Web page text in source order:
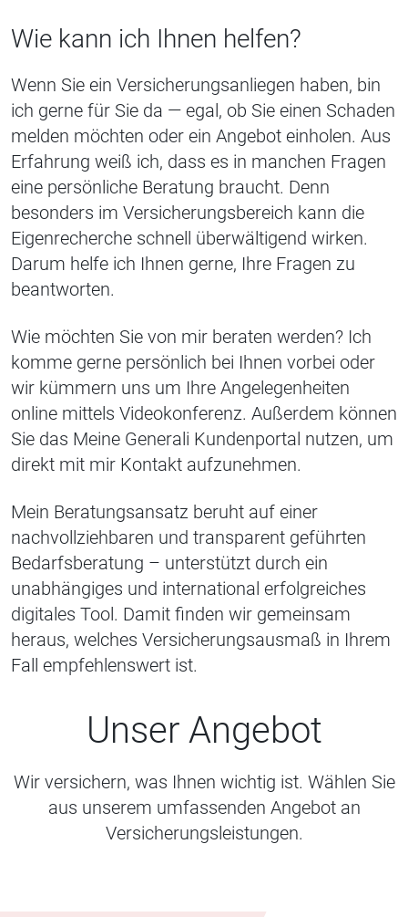
Wie kann ich Ihnen helfen?
Wenn Sie ein Versicherungsanliegen haben, bin
ich gerne für Sie da — egal, ob Sie einen Schaden
melden möchten oder ein Angebot einholen. Aus
Erfahrung weiß ich, dass es in manchen Fragen
eine persönliche Beratung braucht. Denn
besonders im Versicherungsbereich kann die
Eigenrecherche schnell überwältigend wirken.
Darum helfe ich Ihnen gerne, Ihre Fragen zu
beantworten.
Wie möchten Sie von mir beraten werden? Ich
komme gerne persönlich bei Ihnen vorbei oder
wir kümmern uns um Ihre Angelegenheiten
online mittels Videokonferenz. Außerdem können
Sie das Meine Generali Kundenportal nutzen, um
direkt mit mir Kontakt aufzunehmen.
Mein Beratungsansatz beruht auf einer
nachvollziehbaren und transparent geführten
Bedarfsberatung – unterstützt durch ein
unabhängiges und international erfolgreiches
digitales Tool. Damit finden wir gemeinsam
heraus, welches Versicherungsausmaß in Ihrem
Fall empfehlenswert ist.
Unser Angebot
Wir versichern, was Ihnen wichtig ist. Wählen Sie
aus unserem umfassenden Angebot an
Versicherungsleistungen.